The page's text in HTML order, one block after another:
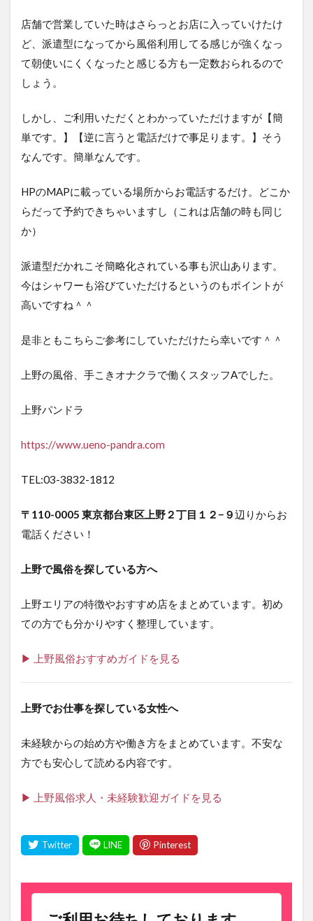
店舗で営業していた時はさらっとお店に入っていけたけ
ど、派遣型になってから風俗利用してる感じが強くなっ
て朝使いにくくなったと感じる方も一定数おられるので
しょう。
しかし、ご利用いただくとわかっていただけますが【簡
単です。】【逆に言うと電話だけで事足ります。】そう
なんです。簡単なんです。
HPのMAPに載っている場所からお電話するだけ。どこか
らだって予約できちゃいますし（これは店舗の時も同じ
か）
派遣型だかれこそ簡略化されている事も沢山あります。
今はシャワーも浴びていただけるというのもポイントが
高いですね＾＾
是非ともこちらご参考にしていただけたら幸いです＾＾
上野の風俗、手こきオナクラで働くスタッフAでした。
上野パンドラ
https://www.ueno-pandra.com
TEL:03-3832-1812
〒110-0005 東京都台東区上野２丁目１２−９辺りからお
電話ください！
上野で風俗を探している方へ
上野エリアの特徴やおすすめ店をまとめています。初め
ての方でも分かりやすく整理しています。
▶ 上野風俗おすすめガイドを見る
上野でお仕事を探している女性へ
未経験からの始め方や働き方をまとめています。不安な
方でも安心して読める内容です。
▶ 上野風俗求人・未経験歓迎ガイドを見る